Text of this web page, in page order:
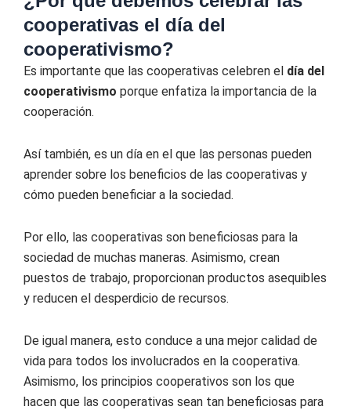
cooperativas el día del
cooperativismo?
Es importante que las cooperativas celebren el día del
cooperativismo porque enfatiza la importancia de la
cooperación.
Así también, es un día en el que las personas pueden
aprender sobre los beneficios de las cooperativas y
cómo pueden beneficiar a la sociedad.
Por ello, las cooperativas son beneficiosas para la
sociedad de muchas maneras. Asimismo, crean
puestos de trabajo, proporcionan productos asequibles
y reducen el desperdicio de recursos.
De igual manera, esto conduce a una mejor calidad de
vida para todos los involucrados en la cooperativa.
Asimismo, los principios cooperativos son los que
hacen que las cooperativas sean tan beneficiosas para